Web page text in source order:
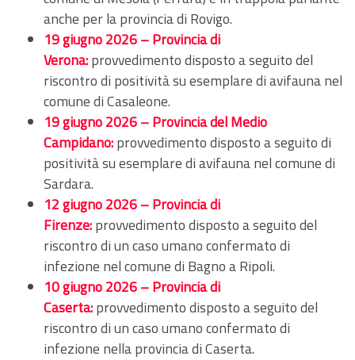
anche per la provincia di Rovigo.
19 giugno 2026 – Provincia di
Verona:provvedimento disposto a seguito del
riscontro di positività su esemplare di avifauna nel
comune di Casaleone.
19 giugno 2026 – Provincia del Medio
Campidano:provvedimento disposto a seguito di
positività su esemplare di avifauna nel comune di
Sardara.
12 giugno 2026 – Provincia di
Firenze:provvedimento disposto a seguito del
riscontro di un caso umano confermato di
infezione nel comune di Bagno a Ripoli.
10 giugno 2026 – Provincia di
Caserta:provvedimento disposto a seguito del
riscontro di un caso umano confermato di
infezione nella provincia di Caserta.